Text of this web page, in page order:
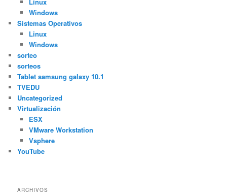
Windows
Sistemas Operativos
Linux
Windows
sorteo
sorteos
Tablet samsung galaxy 10.1
TVEDU
Uncategorized
Virtualización
ESX
VMware Workstation
Vsphere
YouTube
ARCHIVOS